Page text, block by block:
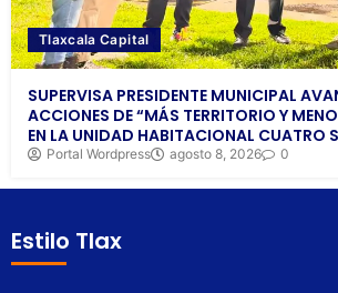
Tlaxcala Capital
SUPERVISA PRESIDENTE MUNICIPAL
ACCIONES DE “MÁS TERRITORIO Y
EN LA UNIDAD HABITACIONAL CUATRO
Portal Wordpress agosto 8, 2026 0
Estilo Tlax